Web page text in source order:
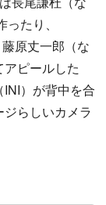
たり、
原丈一郎（な
ピールした
）が背中を合
らしいカメラ